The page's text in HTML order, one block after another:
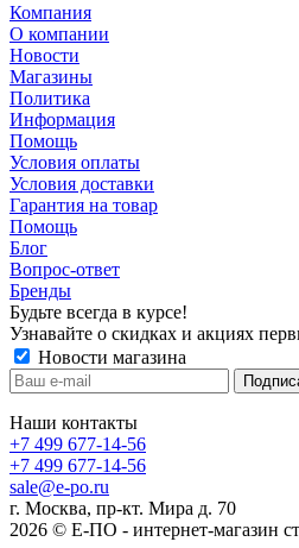
Компания
О компании
Новости
Магазины
Политика
Информация
Помощь
Условия оплаты
Условия доставки
Гарантия на товар
Помощь
Блог
Вопрос-ответ
Бренды
Будьте всегда в курсе!
Узнавайте о скидках и акциях
Новости магазина
Наши контакты
+7 499 677-14-56
+7 499 677-14-56
sale@e-po.ru
г. Москва, пр-кт. Мира д. 70
2026 © Е-ПО - интернет-магазин